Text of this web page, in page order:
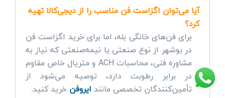
آیا می‌توان اگزاست فن مناسب را از دیجی‌کالا تهیه
کرد؟
برای فن‌های خانگی بله، اما برای خرید اگزاست فن
در بوشهر از نوع صنعتی یا نیمه‌صنعتی که نیاز به
مشاوره فنی، محاسبات ACH و متریال خاص مقاوم
در برابر رطوبت دارد، توصیه می‌شود از
تأمین‌کنندگان تخصصی مانند ایروفن خرید کنید.